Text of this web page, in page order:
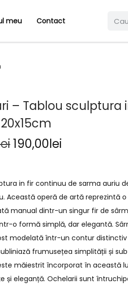
meu Contact
– Tablou sculptura
190,00lei
in fir continuu de sarma auriu
Această operă de artă reprezintă
manual dintr-un singur fir de
o formă simplă, dar elegantă.
modelată într-un contur distinctiv
frumusețea simplității și
măiestrit încorporat în această
și eleganță. Ochelarii sunt